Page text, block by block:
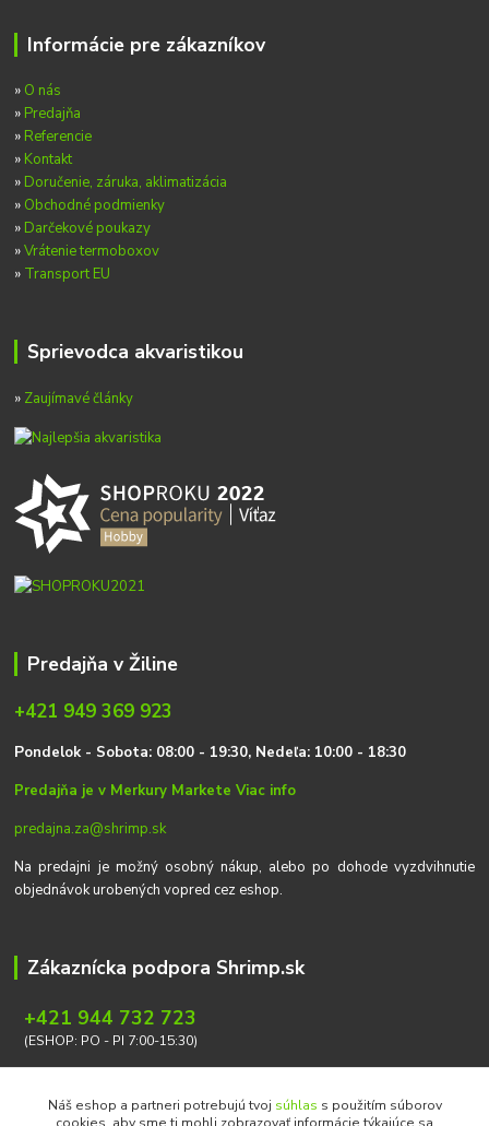
Informácie pre zákazníkov
» O nás
» Predajňa
» Referencie
» Kontakt
» Doručenie, záruka, aklimatizácia
» Obchodné podmienky
» Darčekové poukazy
»Vrátenie termoboxov
» Transport EU
Sprievodca akvaristikou
» Zaujímavé články
Predajňa v Žiline
+421 949 369 923
Pondelok - Sobota: 08:00 - 19:30, Nedeľa: 10:00 - 18:30
Predajňa je v Merkury MarketeViac info
predajna.za@shrimp.sk
Na predajni je možný osobný nákup, alebo po dohode vyzdvihnutie
objednávok urobených vopred cez eshop.
Zákaznícka podpora Shrimp.sk
+421 944 732 723
(ESHOP: PO - PI 7:00-15:30)
Náš eshop a partneri potrebujú tvoj súhlas s použitím súborov
cookies, aby sme ti mohli zobrazovať informácie týkajúce sa